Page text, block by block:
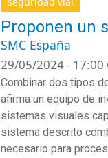
Proponen un
SMC España
29/05/2024 - 17:00
Combinar dos tipos
afirma un equipo de
sistemas visuales
sistema descrito
necesario para